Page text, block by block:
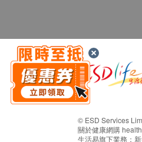
© ESD Services
關於健康網購
生活易旗下業務：